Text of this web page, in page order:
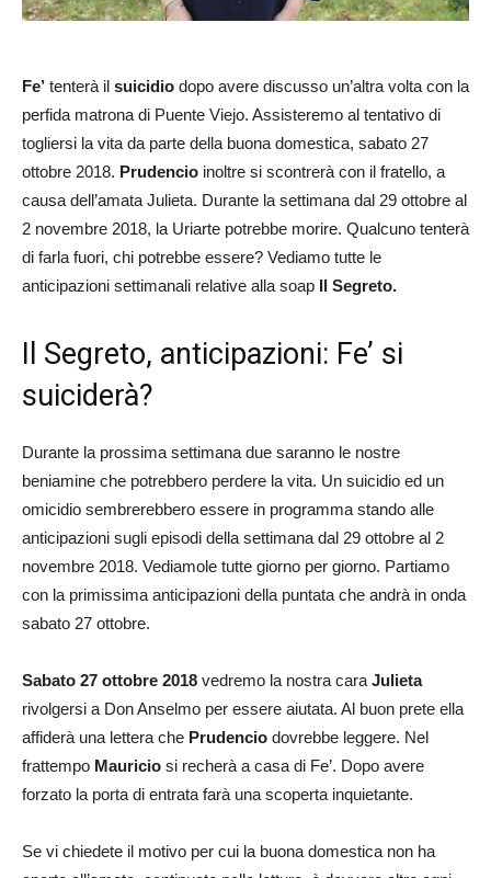
Fe’ tenterà il suicidio dopo avere discusso un’altra volta con la
perfida matrona di Puente Viejo. Assisteremo al tentativo di
togliersi la vita da parte della buona domestica, sabato 27
ottobre 2018. Prudencio inoltre si scontrerà con il fratello, a
causa dell’amata Julieta. Durante la settimana dal 29 ottobre al
2 novembre 2018, la Uriarte potrebbe morire. Qualcuno tenterà
di farla fuori, chi potrebbe essere? Vediamo tutte le
anticipazioni settimanali relative alla soap Il Segreto.
Il Segreto, anticipazioni: Fe’ si
suiciderà?
Durante la prossima settimana due saranno le nostre
beniamine che potrebbero perdere la vita. Un suicidio ed un
omicidio sembrerebbero essere in programma stando alle
anticipazioni sugli episodi della settimana dal 29 ottobre al 2
novembre 2018. Vediamole tutte giorno per giorno. Partiamo
con la primissima anticipazioni della puntata che andrà in onda
sabato 27 ottobre.
Sabato 27 ottobre 2018 vedremo la nostra cara Julieta
rivolgersi a Don Anselmo per essere aiutata. Al buon prete ella
affiderà una lettera che Prudencio dovrebbe leggere. Nel
frattempo Mauricio si recherà a casa di Fe’. Dopo avere
forzato la porta di entrata farà una scoperta inquietante.
Se vi chiedete il motivo per cui la buona domestica non ha